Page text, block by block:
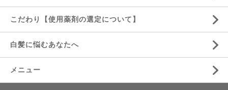
こだわり【使用薬剤の選定について】
白髪に悩むあなたへ
メニュー